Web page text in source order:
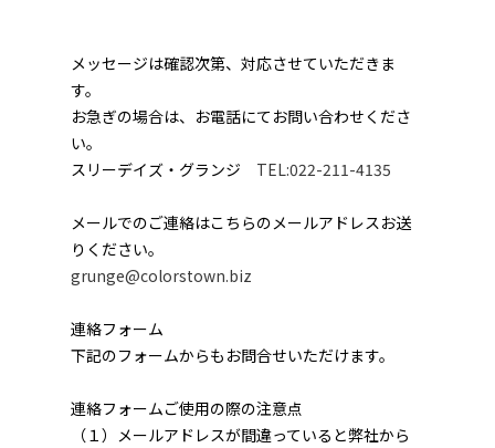
メッセージは確認次第、対応させていただきま
す。
お急ぎの場合は、お電話にてお問い合わせくださ
い。
スリーデイズ・グランジ TEL:022-211-4135
メールでのご連絡はこちらのメールアドレスお送
りください。
grunge@colorstown.biz
連絡フォーム
下記のフォームからもお問合せいただけます。
連絡フォームご使用の際の注意点
（１）メールアドレスが間違っていると弊社から